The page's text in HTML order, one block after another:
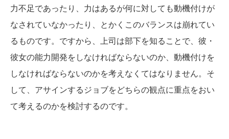
力不足であったり、力はあるが何に対しても動機付けが
なされていなかったり、とかくこのバランスは崩れてい
るものです。ですから、上司は部下を知ることで、彼・
彼女の能力開発をしなければならないのか、動機付けを
しなければならないのかを考えなくてはなりません。そ
して、アサインするジョブをどちらの観点に重点をおい
て考えるのかを検討するのです。